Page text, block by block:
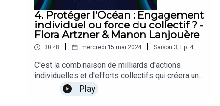
4. Protéger l’Océan : Engagement
individuel ou force du collectif ? -
Flora Artzner & Manon Lanjouère
30:48 mercredi 15 mai 2024 Saison 3, Ep. 4
C'est la combinaison de milliards d'actions
individuelles et d'efforts collectifs qui créera un
impact significatif pour la préservation de l’Océan
et de notre planète. S’engager et inspirer les
Play